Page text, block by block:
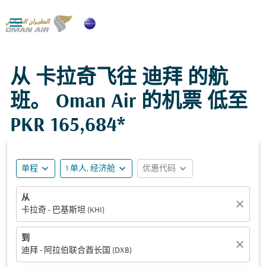

从 卡拉奇飞往 迪拜 的航
班。 Oman Air 的机票 低至
PKR 165,684*
单程 expand_more 1 单人, 经济舱 expand_more 优惠代码 expand_more
从
卡拉奇 - 巴基斯坦 (KHI)
close
到
迪拜 - 阿拉伯联合酋长国 (DXB)
close